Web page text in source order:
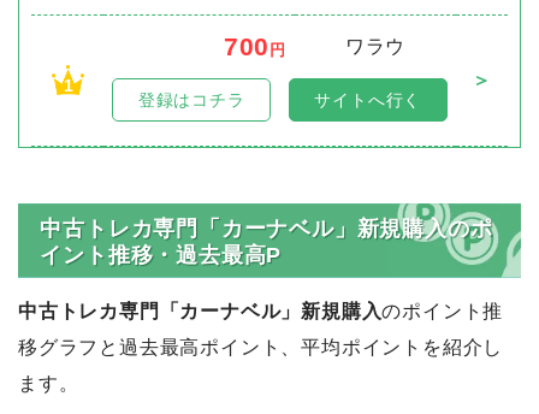
1
700 円
ワラウ
＞
登録はコチラ サイトへ行く
中古トレカ専門「カーナベル」新規購入のポ
イント推移・過去最高P
中古トレカ専門「カーナベル」新規購入のポイント推
移グラフと過去最高ポイント、平均ポイントを紹介し
ます。